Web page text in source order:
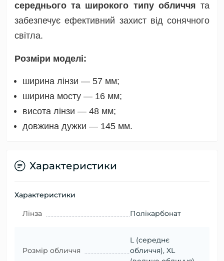
середнього та широкого типу обличчя та
забезпечує ефективний захист від сонячного
світла.
Розміри моделі:
ширина лінзи — 57 мм;
ширина мосту — 16 мм;
висота лінзи — 48 мм;
довжина дужки — 145 мм.
Характеристики
Характеристики
Лінза Полікарбонат
Розмір обличчя
L (середнє
обличчя), XL